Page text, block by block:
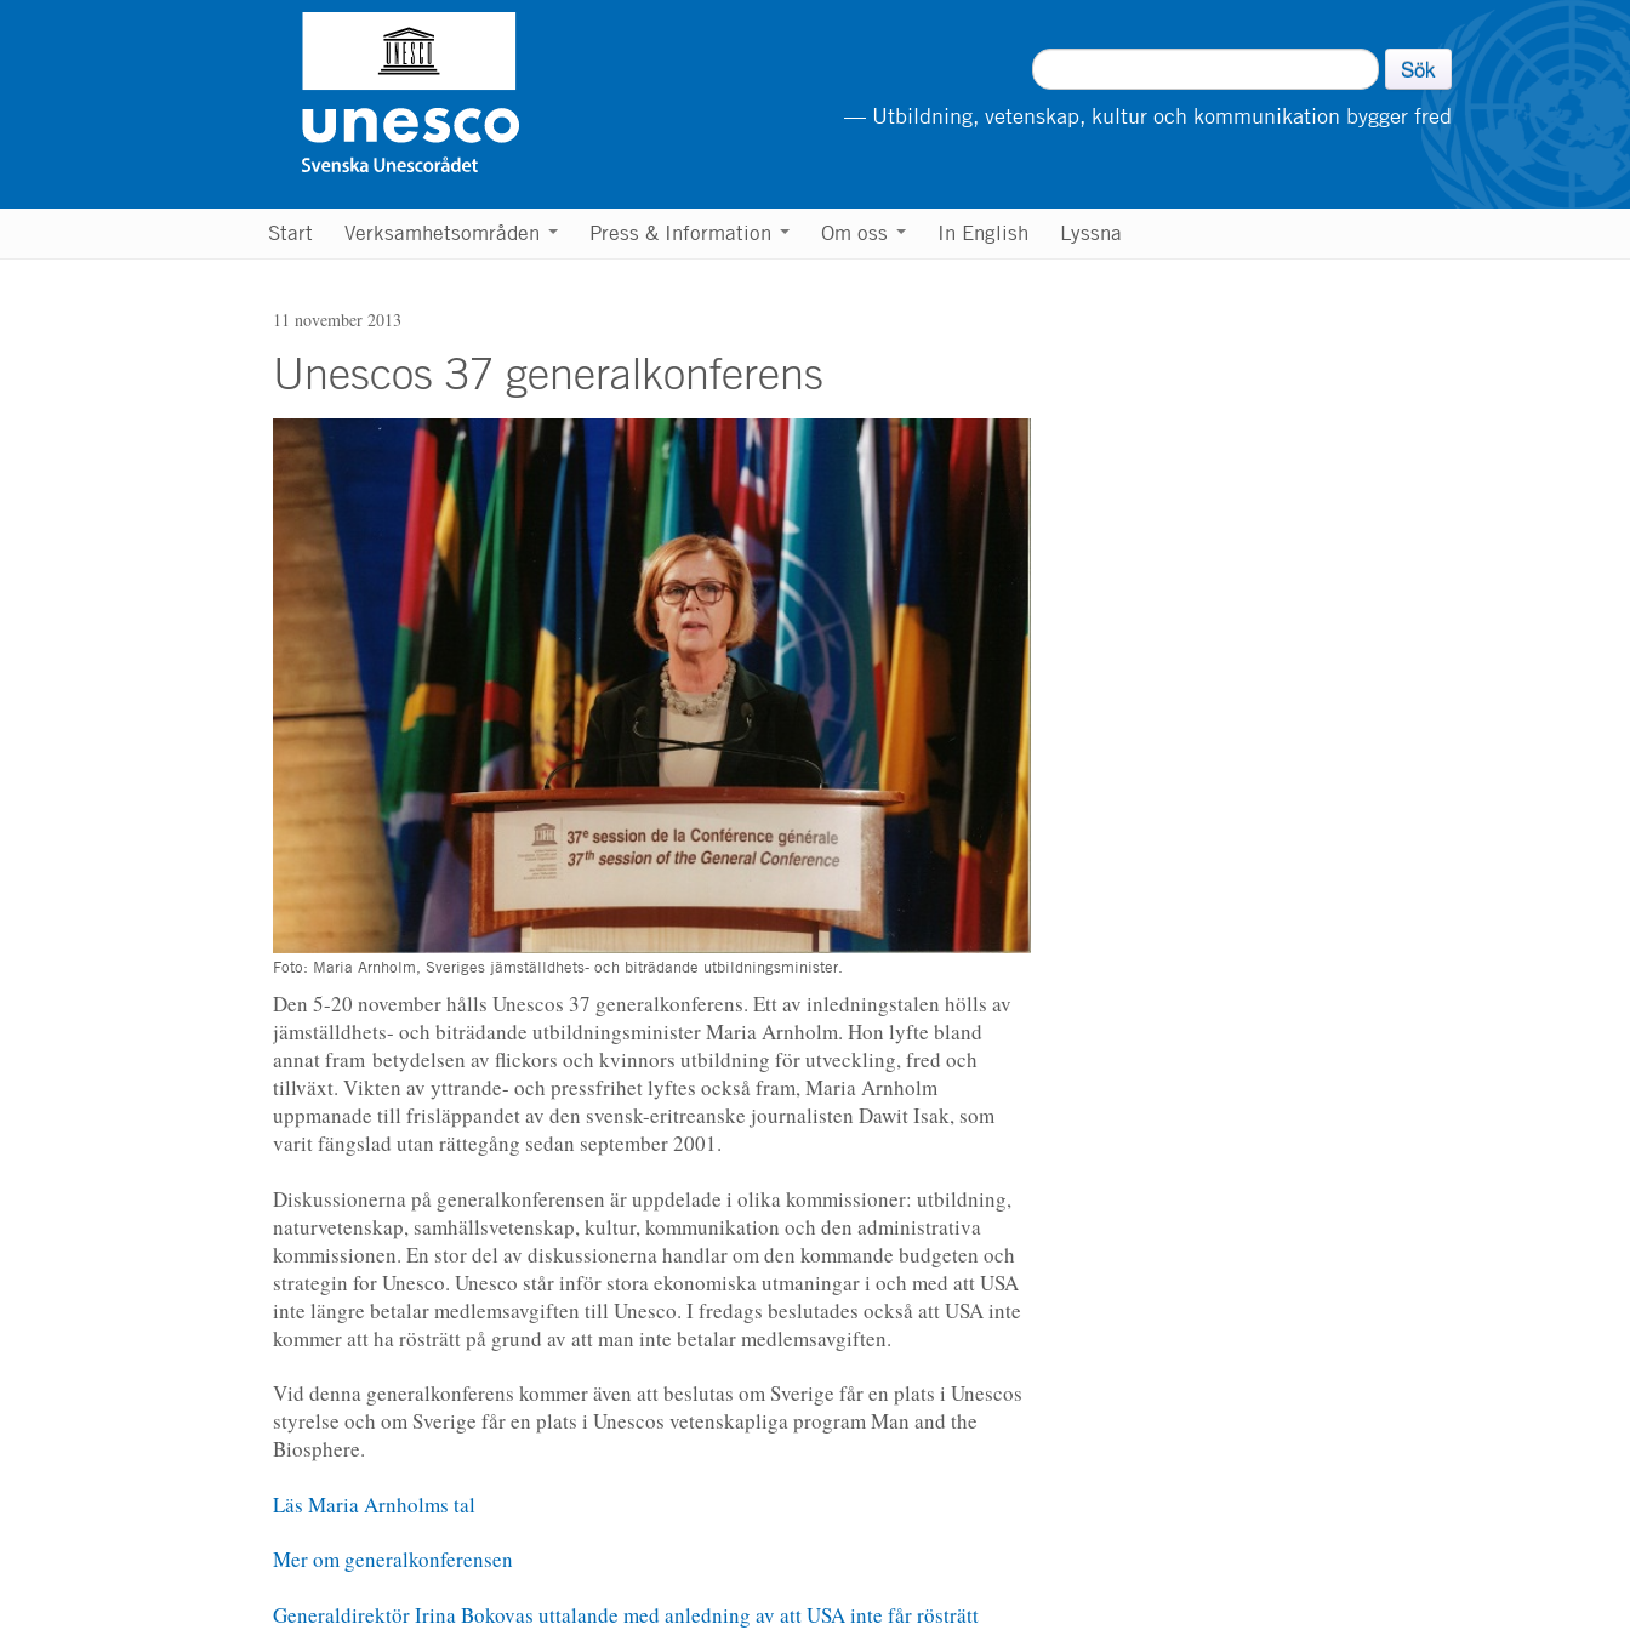
Sök
— Utbildning, vetenskap, kultur och kommunikation bygger fred
Start Verksamhetsområden Press & Information Om oss In English Lyssna
11 november 2013
Unescos 37 generalkonferens
Foto: Maria Arnholm, Sveriges jämställdhets- och biträdande utbildningsminister.
Den 5-20 november hålls Unescos 37 generalkonferens. Ett av inledningstalen hölls av
jämställdhets- och biträdande utbildningsminister Maria Arnholm. Hon lyfte bland
annat fram betydelsen av flickors och kvinnors utbildning för utveckling, fred och
tillväxt. Vikten av yttrande- och pressfrihet lyftes också fram, Maria Arnholm
uppmanade till frisläppandet av den svensk-eritreanske journalisten Dawit Isak, som
varit fängslad utan rättegång sedan september 2001.
Diskussionerna på generalkonferensen är uppdelade i olika kommissioner: utbildning,
naturvetenskap, samhällsvetenskap, kultur, kommunikation och den administrativa
kommissionen. En stor del av diskussionerna handlar om den kommande budgeten och
strategin for Unesco. Unesco står inför stora ekonomiska utmaningar i och med att USA
inte längre betalar medlemsavgiften till Unesco. I fredags beslutades också att USA inte
kommer att ha rösträtt på grund av att man inte betalar medlemsavgiften.
Vid denna generalkonferens kommer även att beslutas om Sverige får en plats i Unescos
styrelse och om Sverige får en plats i Unescos vetenskapliga program Man and the
Biosphere.
Läs Maria Arnholms tal
Mer om generalkonferensen
Generaldirektör Irina Bokovas uttalande med anledning av att USA inte får rösträtt